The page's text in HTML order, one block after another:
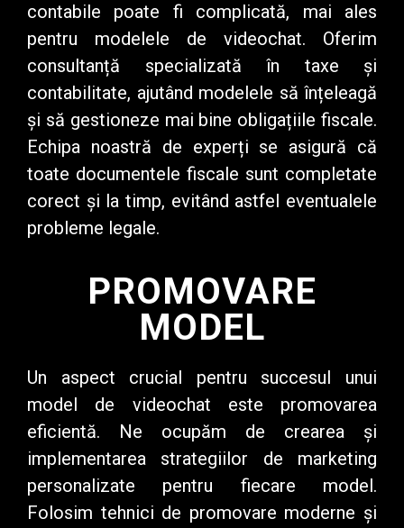
contabile poate fi complicată, mai ales
pentru modelele de videochat. Oferim
consultanță specializată în taxe și
contabilitate, ajutând modelele să înțeleagă
și să gestioneze mai bine obligațiile fiscale.
Echipa noastră de experți se asigură că
toate documentele fiscale sunt completate
corect și la timp, evitând astfel eventualele
probleme legale.
PROMOVARE
MODEL
Un aspect crucial pentru succesul unui
model de videochat este promovarea
eficientă. Ne ocupăm de crearea și
implementarea strategiilor de marketing
personalizate pentru fiecare model.
Folosim tehnici de promovare moderne și